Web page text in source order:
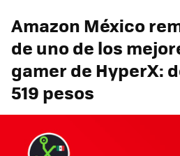
Amazon México
de uno de los
gamer de HyperX:
519 pesos